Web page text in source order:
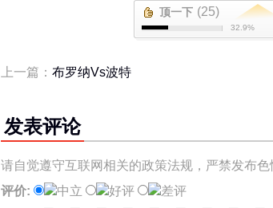
顶一下 (25)
32.9%
上一篇： 布罗纳Vs波特
发表评论
请自觉遵守互联网相关的政策法规，严禁发布色
评价:
中立 好评
差评